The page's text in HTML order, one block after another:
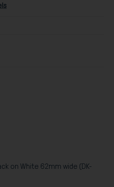
on White 62mm wide (DK-